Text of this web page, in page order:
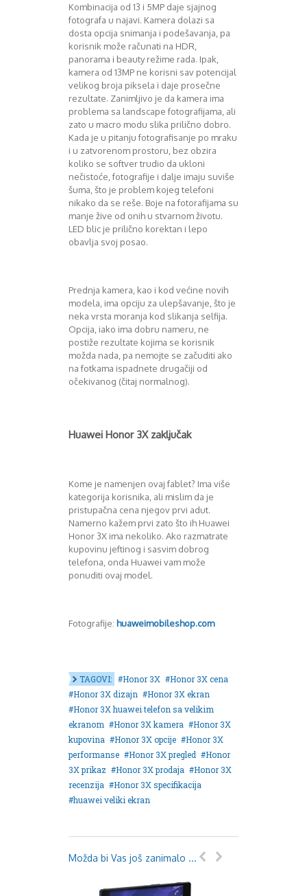
Kombinacija od 13 i 5MP daje sjajnog
fotografa u najavi. Kamera dolazi sa
dosta opcija snimanja i podešavanja, pa
korisnik može računati na HDR,
panorama i beauty režime rada. Ipak,
kamera od 13MP ne korisni sav potencijal
velikog broja piksela i daje prosečne
rezultate. Zanimljivo je da kamera ima
problema sa landscape fotografijama, ali
zato u macro modu slika prilično dobro.
Kada je u pitanju fotografisanje po mraku
i u zatvorenom prostoru, bez obzira
koliko se softver trudio da ukloni
nečistoće, fotografije i dalje imaju suviše
šuma, što je problem kojeg telefoni
nikako da se reše. Boje na fotorafijama su
manje žive od onih u stvarnom životu.
LED blic je prilično korektan i lepo
obavlja svoj posao.
Prednja kamera, kao i kod većine novih
modela, ima opciju za ulepšavanje, što je
neka vrsta moranja kod slikanja selfija.
Opcija, iako ima dobru nameru, ne
postiže rezultate kojima se korisnik
možda nada, pa nemojte se začuditi ako
na fotkama ispadnete drugačiji od
očekivanog (čitaj normalnog).
Huawei Honor 3X zaključak
Kome je namenjen ovaj fablet? Ima više
kategorija korisnika, ali mislim da je
pristupačna cena njegov prvi adut.
Namerno kažem prvi zato što ih Huawei
Honor 3X ima nekoliko. Ako razmatrate
kupovinu jeftinog i sasvim dobrog
telefona, onda Huawei vam može
ponuditi ovaj model.
Fotografije: huaweimobileshop.com
TAGOVI: Honor 3X
Honor 3X cena
Honor 3X dizajn
Honor 3X ekran
Honor 3X huawei telefon sa velikim
ekranom
Honor 3X kamera
Honor 3X
kupovina
Honor 3X opcije
Honor 3X
performanse
Honor 3X pregled
Honor
3X prikaz
Honor 3X prodaja
Honor 3X
recenzija
Honor 3X specifikacija
huawei veliki ekran
Možda bi Vas još zanimalo ...